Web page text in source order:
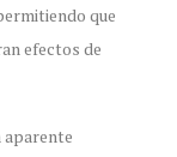
que
efectos de
aparente